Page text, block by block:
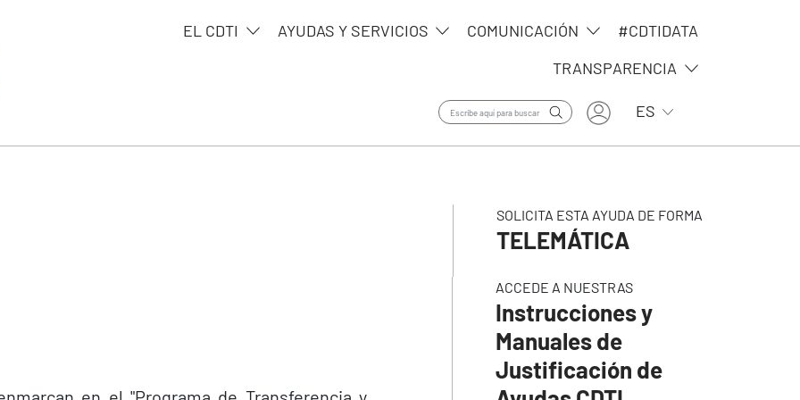
EL CDTI AYUDAS Y SERVICIOS COMUNICACIÓN
#CDTIDATA
TRANSPARENCIA
User account menu
ES Lista adicional de
SOLICITA ESTA AYUDA DE FORMA
TELEMÁTICA
ACCEDE A NUESTRAS
Instrucciones y
Manuales de
Justificación de